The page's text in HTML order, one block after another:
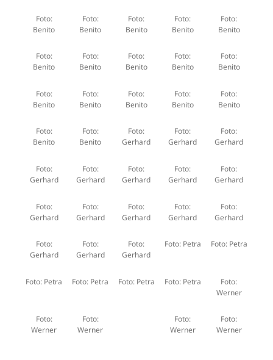
Foto:
Benito
Foto:
Benito
Foto:
Benito
Foto:
Benito
Foto:
Benito
Foto:
Benito
Foto:
Benito
Foto:
Benito
Foto:
Benito
Foto:
Benito
Foto:
Benito
Foto:
Benito
Foto:
Benito
Foto:
Benito
Foto:
Benito
Foto:
Benito
Foto:
Benito
Foto:
Gerhard
Foto:
Gerhard
Foto:
Gerhard
Foto:
Gerhard
Foto:
Gerhard
Foto:
Gerhard
Foto:
Gerhard
Foto:
Gerhard
Foto:
Gerhard
Foto:
Gerhard
Foto:
Gerhard
Foto:
Gerhard
Foto:
Gerhard
Foto:
Gerhard
Foto:
Gerhard
Foto:
Gerhard
Foto: Petra Foto: Petra
Foto: Petra Foto: Petra Foto: Petra Foto: Petra
Foto:
Werner
Foto:
Werner
Foto:
Werner
Foto:
Werner
Foto:
Werner